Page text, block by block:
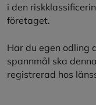
i den
företaget.
Har du egen odling
spannmål ska
registrerad hos